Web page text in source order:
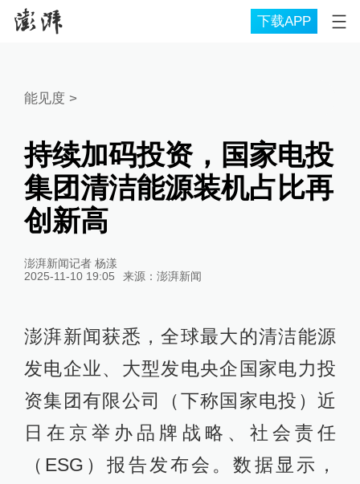
下载APP
能见度 >
持续加码投资，国家电投
集团清洁能源装机占比再
创新高
澎湃新闻记者 杨漾
2025-11-10 19:05
来源： 澎湃新闻
澎湃新闻获悉，全球最大的清洁能源
发电企业、大型发电央企国家电力投
资集团有限公司（下称国家电投）近
日在京举办品牌战略、社会责任
（ESG）报告发布会。数据显示，